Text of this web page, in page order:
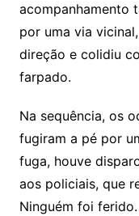
acompanhamento
por uma via
direção e colidiu
farpado.
Na sequência, os
fugiram a pé por
fuga, houve
aos policiais, que
Ninguém foi ferido.